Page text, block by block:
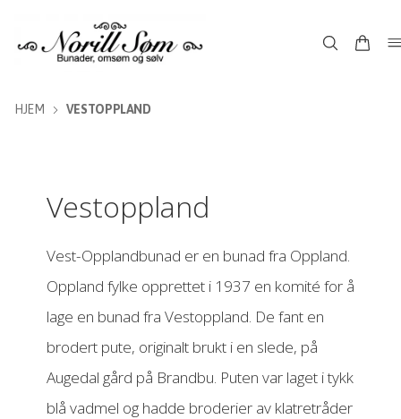
HJEM VESTOPPLAND
Vestoppland
Vest-Opplandbunad er en bunad fra Oppland.
Oppland fylke opprettet i 1937 en komité for å
lage en bunad fra Vestoppland. De fant en
brodert pute, originalt brukt i en slede, på
Augedal gård på Brandbu. Puten var laget i tykk
blå vadmel og hadde broderier av klatretråder